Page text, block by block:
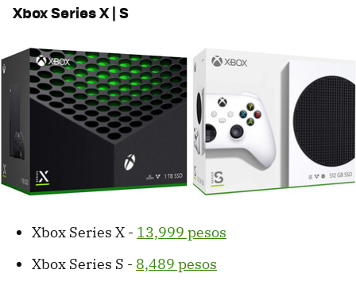
Xbox Series X | S
Xbox Series X - 13,999 pesos
Xbox Series S - 8,489 pesos